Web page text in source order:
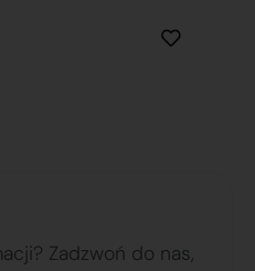
Zadzwoń do nas,